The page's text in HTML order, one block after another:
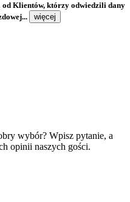
od Klientów, którzy odwiedzili dany
więcej
wybór? Wpisz pytanie, a
opinii naszych gości.